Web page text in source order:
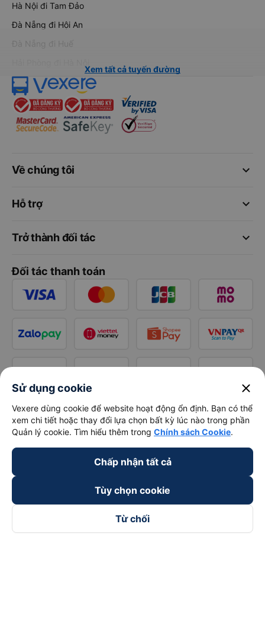
Hà Nội đi Tam Đảo
Đà Nẵng đi Hội An
Đà Nẵng đi Huế
Xem tất cả tuyến đường
keyboard_arrow_down
Về chúng tôi
keyboard_arrow_down
Hỗ trợ
keyboard_arrow_down
Trở thành đối tác
Đối tác thanh toán
Sử dụng cookie close
Vexere dùng cookie để website hoạt động ổn định. Bạn có thể
xem chi tiết hoặc thay đổi lựa chọn bất kỳ lúc nào trong phần
Quản lý cookie. Tìm hiểu thêm trong Chính sách Cookie.
Chấp nhận tất cả
Tùy chọn cookie
Từ chối